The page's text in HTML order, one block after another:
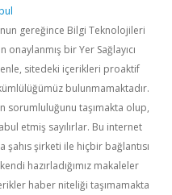
gereğince Bilgi Teknolojileri
bir Yer Sağlayıcı
sitedeki içerikleri proaktif
bulunmamaktadır.
sorumluluğunu taşımakta olup,
etmiş sayılırlar. Bu internet
şirketi ile hiçbir bağlantısı
hazırladığımız makaleler
haber niteliği taşımamakta